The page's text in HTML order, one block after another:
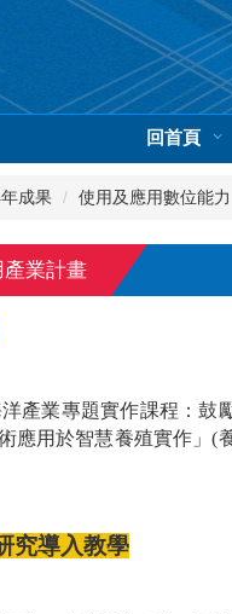
回首頁
成果 使用及應用數位能力
業計畫
產業專題實作課程：鼓
應用於智慧養殖實作」(
究導入教學